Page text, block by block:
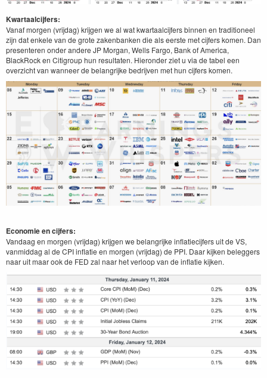
Kwartaalcijfers:
Vanaf morgen (vrijdag) krijgen we al wat kwartaalcijfers binnen en traditioneel
zijn dat enkele van de grote zakenbanken die als eerste met cijfers komen. Dan
presenteren onder andere JP Morgan, Wells Fargo, Bank of America,
BlackRock en Citigroup hun resultaten. Hieronder ziet u via de tabel een
overzicht van wanneer de belangrijke bedrijven met hun cijfers komen.
Economie en cijfers:
Vandaag en morgen (vrijdag) krijgen we belangrijke inflatiecijfers uit de VS,
vanmiddag al de CPI inflatie en morgen (vrijdag) de PPI. Daar kijken beleggers
naar uit maar ook de FED zal naar het verloop van de inflatie kijken.